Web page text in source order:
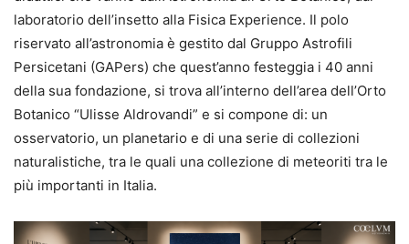
laboratorio dell’insetto alla Fisica Experience. Il polo
riservato all’astronomia è gestito dal Gruppo Astrofili
Persicetani (GAPers) che quest’anno festeggia i 40 anni
della sua fondazione, si trova all’interno dell’area dell’Orto
Botanico “Ulisse Aldrovandi” e si compone di: un
osservatorio, un planetario e di una serie di collezioni
naturalistiche, tra le quali una collezione di meteoriti tra le
più importanti in Italia.